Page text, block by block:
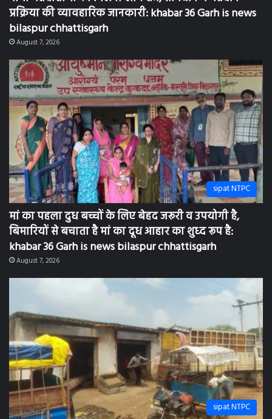
sipat NTPC
मां का पहला दुध बच्चों के लिए बेहद जरूरी व उपयोगी है,
बिमारियों से बचाता है मां का दूध आहार का शुध्द रूप है:
khabar 36 Garh is news bilaspur chhattisgarh
August 7, 2026
sipat NTPC
सीपत क्षेत्र में कबाड़ी अवैध रूप से चला रहे है, आसपास चोरियां
बढ़ रही है:khabar 36 Garh is News bilaspur chhattisgarh